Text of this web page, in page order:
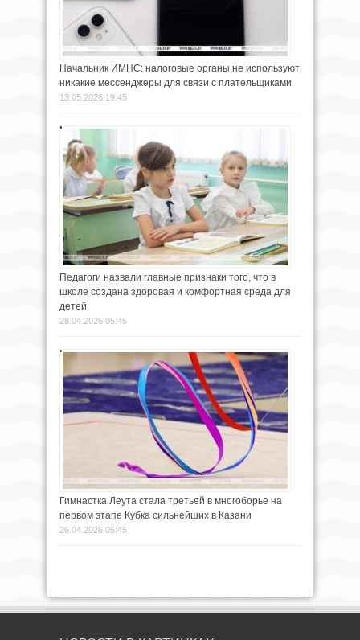
Начальник ИМНС: налоговые органы не используют
никакие мессенджеры для связи с плательщиками
13.05.2026 19:45
Педагоги назвали главные признаки того, что в
школе создана здоровая и комфортная среда для
детей
28.04.2026 05:45
Гимнастка Леута стала третьей в многоборье на
первом этапе Кубка сильнейших в Казани
26.04.2026 05:45